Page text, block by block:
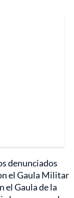
denunciados
el Gaula Militar
el Gaula de la